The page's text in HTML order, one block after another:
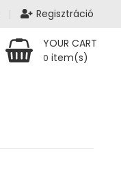
Regisztráció
YOUR CART
0 item(s)